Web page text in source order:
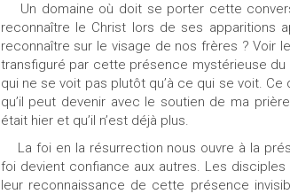
Un domaine où doit se porter cette
reconnaître le Christ lors de ses apparitions
reconnaître sur le visage de nos frères ? Voir
transfiguré par cette présence mystérieuse du
qui ne se voit pas plutôt qu’à ce qui se voit. Ce
qu’il peut devenir avec le soutien de ma
était hier et qu’il n’est déjà plus.
La foi en la résurrection nous ouvre à la
foi devient confiance aux autres. Les
leur reconnaissance de cette présence